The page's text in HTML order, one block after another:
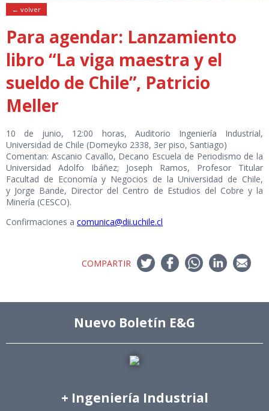
← volver
Para agendar: Lanzamiento
libro “La viga maestra y el
sueldo de Chile”, Patricio
Meller
10 de junio, 12:00 horas, Auditorio Ingeniería Industrial,
Universidad de Chile (Domeyko 2338, 3er piso, Santiago)
Comentan: Ascanio Cavallo, Decano Escuela de Periodismo de la
Universidad Adolfo Ibáñez; Joseph Ramos, Profesor Titular
Facultad de Economía y Negocios de la Universidad de Chile,
y Jorge Bande, Director del Centro de Estudios del Cobre y la
Minería (CESCO).
Confirmaciones a comunica@dii.uchile.cl
COMPARTIR
Nuevo Boletín E&G
+ Ingeniería Industrial